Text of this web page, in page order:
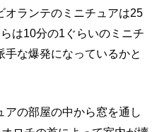
オランテのミニチュアは25
は10分の1ぐらいのミニチ
手な爆発になっているかと
アの部屋の中から窓を通し